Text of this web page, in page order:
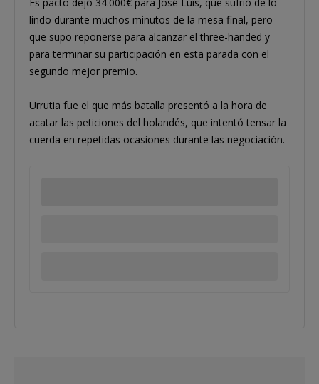
lindo durante muchos minutos de la mesa final, pero
que supo reponerse para alcanzar el three-handed y
para terminar su participación en esta parada con el
segundo mejor premio.
Urrutia fue el que más batalla presentó a la hora de
acatar las peticiones del holandés, que intentó tensar la
cuerda en repetidas ocasiones durante las negociación.